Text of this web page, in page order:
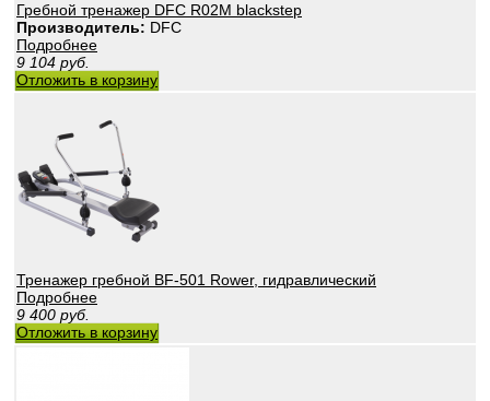
Гребной тренажер DFC R02M blackstep
Производитель: DFC
Подробнее
9 104 руб.
Отложить в корзину
Тренажер гребной BF-501 Rower, гидравлический
Подробнее
9 400 руб.
Отложить в корзину